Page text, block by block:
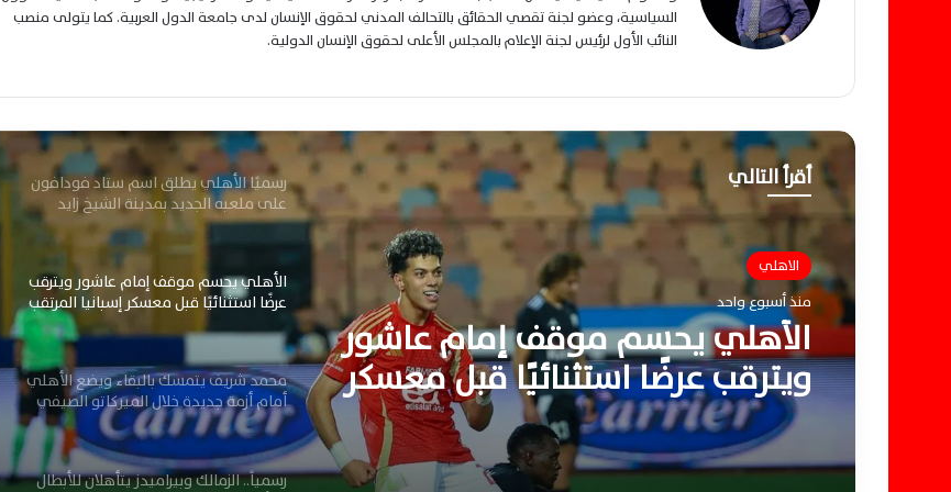
السياسية، وعضو لجنة تقصي الحقائق بالتحالف المدني لحقوق الإنسان لدى جامعة الدول العربية. كما يتولى منصب
النائب الأول لرئيس لجنة الإعلام بالمجلس الأعلى لحقوق الإنسان الدولية.
أقرأ التالي
الاهلي
منذ أسبوع واحد
الأهلي يحسم موقف إمام عاشور
ويترقب عرضًا استثنائيًا قبل معسكر
إسبانيا المرتقب
مستقبل تريزيجيه خلال الميركاتو الصيفي
رسميًا الأهلي يطلق اسم ستاد فودافون
على ملعبه الجديد بمدينة الشيخ زايد
الأهلي يحسم موقف إمام عاشور ويترقب
عرضًا استثنائيًا قبل معسكر إسبانيا المرتقب
محمد شريف يتمسك بالبقاء ويضع الأهلي
أمام أزمة جديدة خلال الميركاتو الصيفي
الحالي
رسمياً.. الزمالك وبيراميدز يتأهلان للأبطال